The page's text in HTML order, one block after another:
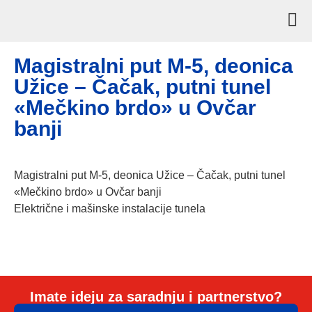
Magistralni put M-5, deonica
Užice – Čačak, putni tunel
«Mečkino brdo» u Ovčar
banji
Magistralni put M-5, deonica Užice – Čačak, putni tunel
«Mečkino brdo» u Ovčar banji
Električne i mašinske instalacije tunela
Imate ideju za saradnju i partnerstvo?